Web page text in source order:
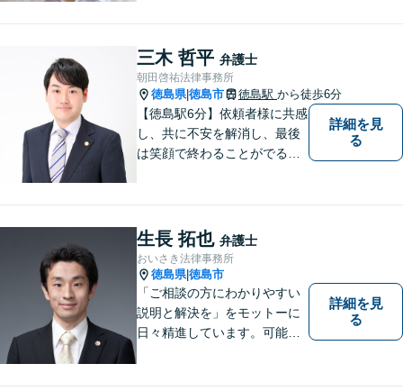
貸借/消費者問題/離婚/相続/債
務整理など）を中心に、社会
的事件にも対応いたします。
お気軽にご相談ください。
三木 哲平 弁護士
朝田啓祐法律事務所
徳島県|徳島市 徳島駅 から徒歩6分
【徳島駅6分】依頼者様に共感
し、共に不安を解消し、最後
は笑顔で終わることがでるよ
相談にのっています。 まずは
ご相談ください。
詳細を見
る
生長 拓也 弁護士
おいさき法律事務所
徳島県|徳島市
「ご相談の方にわかりやすい
説明と解決を」をモットーに
日々精進しています。可能な
詳細を見
る